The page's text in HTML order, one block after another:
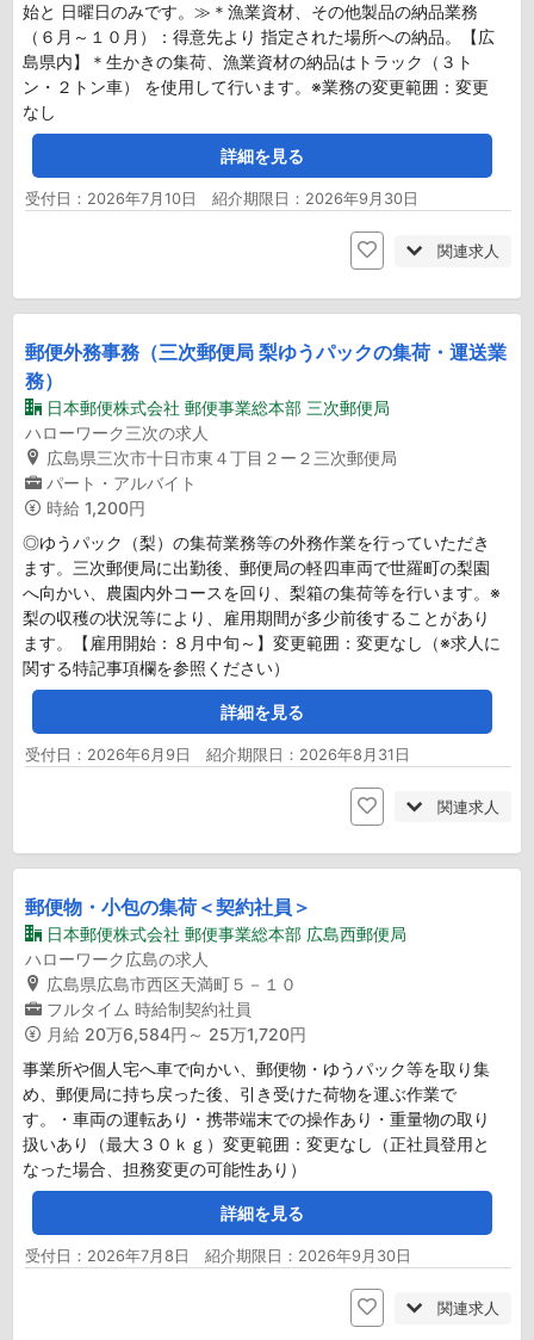
始と 日曜日のみです。≫＊漁業資材、その他製品の納品業務
（６月～１０月）：得意先より 指定された場所への納品。【広
島県内】＊生かきの集荷、漁業資材の納品はトラック（３ト
ン・２トン車） を使用して行います。※業務の変更範囲：変更
なし
詳細を見る
受付日：2026年7月10日 紹介期限日：2026年9月30日
関連求人
郵便外務事務（三次郵便局 梨ゆうパックの集荷・運送業
務）
日本郵便株式会社 郵便事業総本部 三次郵便局
ハローワーク三次の求人
広島県三次市十日市東４丁目２ー２三次郵便局
パート・アルバイト
時給 1,200円
◎ゆうパック（梨）の集荷業務等の外務作業を行っていただき
ます。三次郵便局に出勤後、郵便局の軽四車両で世羅町の梨園
へ向かい、農園内外コースを回り、梨箱の集荷等を行います。※
梨の収穫の状況等により、雇用期間が多少前後することがあり
ます。【雇用開始：８月中旬～】変更範囲：変更なし（※求人に
関する特記事項欄を参照ください）
詳細を見る
受付日：2026年6月9日 紹介期限日：2026年8月31日
関連求人
郵便物・小包の集荷＜契約社員＞
日本郵便株式会社 郵便事業総本部 広島西郵便局
ハローワーク広島の求人
広島県広島市西区天満町５－１０
フルタイム 時給制契約社員
月給 20万6,584円～ 25万1,720円
事業所や個人宅へ車で向かい、郵便物・ゆうパック等を取り集
め、郵便局に持ち戻った後、引き受けた荷物を運ぶ作業で
す。・車両の運転あり・携帯端末での操作あり・重量物の取り
扱いあり（最大３０ｋｇ）変更範囲：変更なし（正社員登用と
なった場合、担務変更の可能性あり）
詳細を見る
受付日：2026年7月8日 紹介期限日：2026年9月30日
関連求人